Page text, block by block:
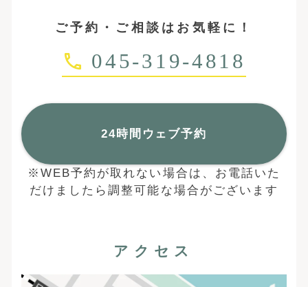
ご予約・ご相談はお気軽に！
045-319-4818
24時間ウェブ予約
※WEB予約が取れない場合は、お電話いた
だけましたら調整可能な場合がございます
アクセス